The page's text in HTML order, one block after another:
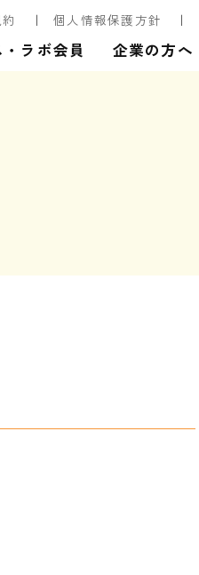
個人情報保護方針
ラボ会員 企業の方へ